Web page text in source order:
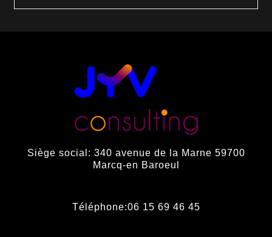
Siège social: 340 avenue de la Marne 59700
Marcq-en Baroeul
Téléphone:06 15 69 46 45